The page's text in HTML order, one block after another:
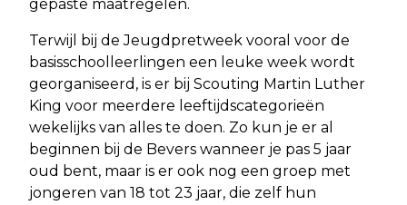
gepaste maatregelen.
Terwijl bij de Jeugdpretweek vooral voor de
basisschoolleerlingen een leuke week wordt
georganiseerd, is er bij Scouting Martin Luther
King voor meerdere leeftijdscategorieën
wekelijks van alles te doen. Zo kun je er al
beginnen bij de Bevers wanneer je pas 5 jaar
oud bent, maar is er ook nog een groep met
jongeren van 18 tot 23 jaar, die zelf hun